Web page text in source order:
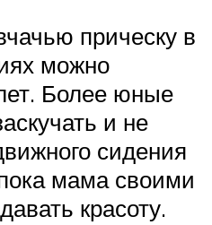
прическу в
можно
Более юные
и не
сидения
мама своими
красоту.